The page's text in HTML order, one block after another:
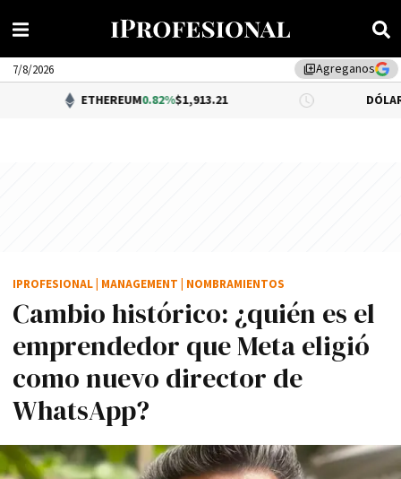
library_addAgreganos
7/8/2026
ETHEREUM0.82%$1,913.21 DÓLAR BNA 0.34%
Cambio histórico: ¿quién es el
emprendedor que Meta eligió
como nuevo director de
WhatsApp?
IPROFESIONAL MANAGEMENT NOMBRAMIENTOS